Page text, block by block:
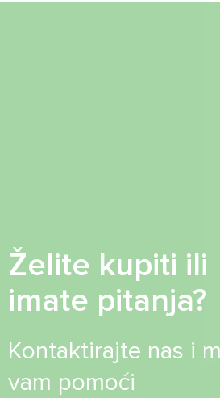
Želite kupiti ili
imate pitanja?
Kontaktirajte nas i
vam pomoći